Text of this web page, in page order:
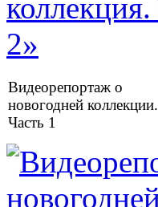
Видеорепортаж о
новогодней коллекции.
Часть 1